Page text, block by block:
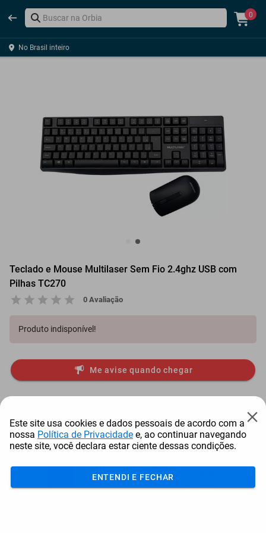
0
No Brasil inteiro
Teclado e Mouse Multilaser Sem Fio 2.4ghz USB com
Pilhas TC270
0 Avaliação
Produto indisponível!
Me avise quando chegar
Este site usa cookies e dados pessoais de acordo com a
nossa Política de Privacidade e, ao continuar navegando
neste site, você declara estar ciente dessas condições.
ENTENDI E FECHAR